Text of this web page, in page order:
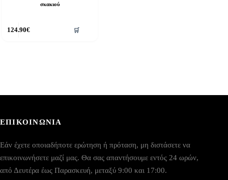
σκακιού
124.90€ 🛒
ΕΠΙΚΟΙΝΩΝΙΑ
Εάν έχετε οποιαδήποτε ερώτηση ή πρόταση, μη διστάσετε να
επικοινωνήσετε μαζί μας. Θα σας απαντήσουμε εντός 24 ωρών,
από Δευτέρα έως Παρασκευή, μεταξύ 9:00 και 17:00.